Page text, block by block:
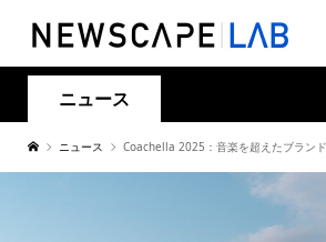
ニュース
ニュース Coachella 2025：音楽を超えたブラン